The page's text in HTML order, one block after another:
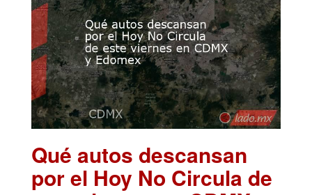
Qué autos descansan
por el Hoy No Circula de